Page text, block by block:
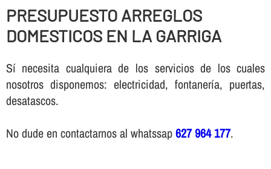
PRESUPUESTO ARREGLOS
DOMESTICOS EN LA GARRIGA
Sí necesita cualquiera de los servicios de los cuales
nosotros disponemos: electricidad, fontanería, puertas,
desatascos.
No dude en contactarnos al whatssap627 964 177.